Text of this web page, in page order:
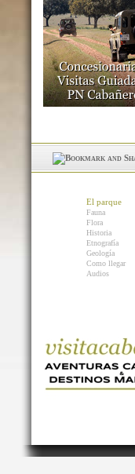
El parque
Fauna
Flora
Historia
Etnografía
Geología
Como llegar
Audios